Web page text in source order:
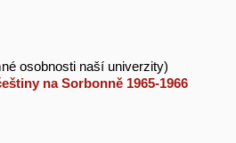
osobnosti naší univerzity)
na Sorbonně 1965-1966